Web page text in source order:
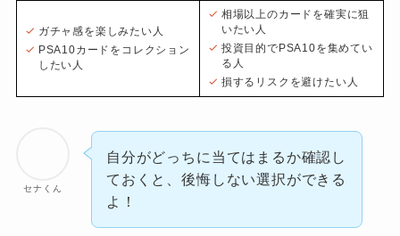
ガチャ感を楽しみたい人
PSA10カードをコレクション
したい人
相場以上のカードを確実に狙
いたい人
投資目的でPSA10を集めてい
る人
損するリスクを避けたい人
セナくん
自分がどっちに当てはまるか確認し
ておくと、後悔しない選択ができる
よ！